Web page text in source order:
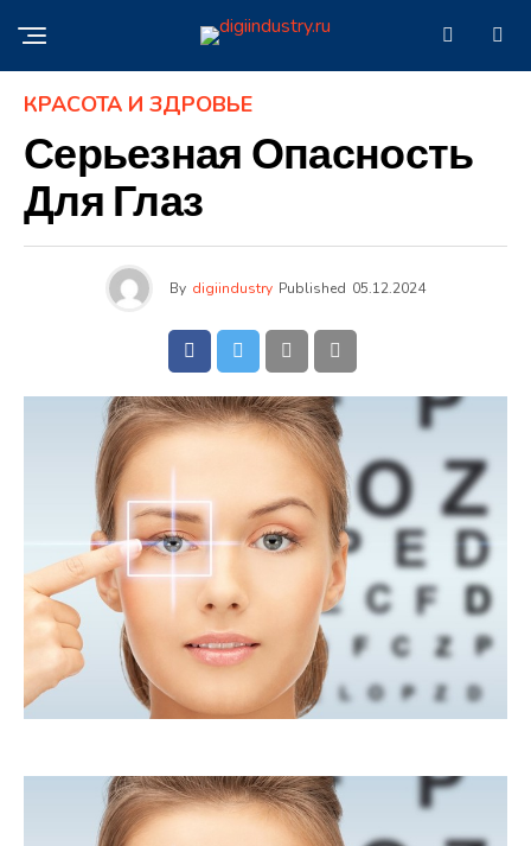
КРАСОТА И ЗДРОВЬЕ
Серьезная Опасность
Для Глаз
By digiindustry Published 05.12.2024